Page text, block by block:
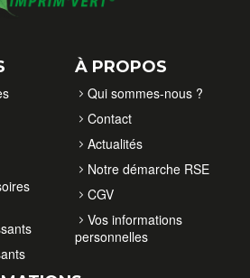
À PROPOS
Qui sommes-nous ?
Contact
Actualités
Notre démarche RSE
CGV
Vos informations
personnelles